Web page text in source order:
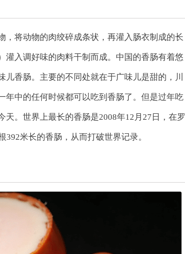
，将动物的肉绞碎成条状，再灌入肠衣制成的长
灌入调好味的肉料干制而成。中国的香肠有着悠
香肠。主要的不同处就在于广味儿是甜的，川
年中的任何时候都可以吃到香肠了。但是过年吃
。世界上最长的香肠是2008年12月27日，在罗
392米长的香肠，从而打破世界记录。